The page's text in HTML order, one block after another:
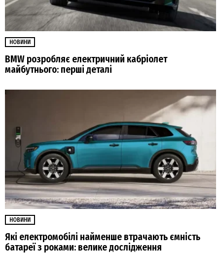
НОВИНИ
BMW розробляє електричний кабріолет
майбутнього: перші деталі
НОВИНИ
Які електромобілі найменше втрачають ємність
батареї з роками: велике дослідження